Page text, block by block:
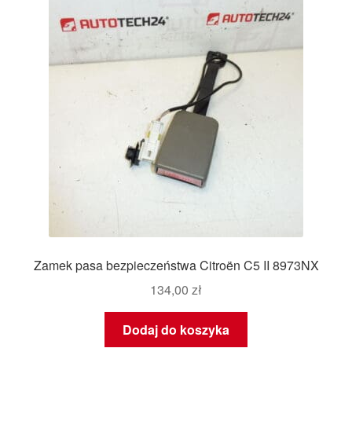
Zamek pasa bezpieczeństwa Citroën C5 II 8973NX
134,00 zł
Dodaj do koszyka